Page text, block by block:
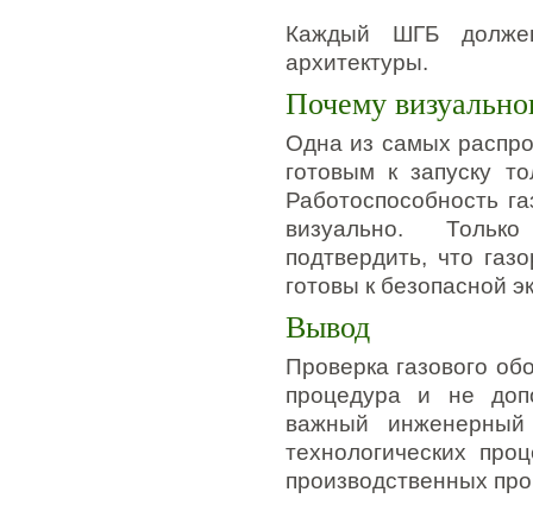
Каждый ШГБ
архитектуры.
Почему
Одна из самых
готовым к запуску
Работоспособность
визуально.
подтвердить, что
готовы к безопасной
Вывод
Проверка газового
процедура и не
важный инженерный
технологических
производственных